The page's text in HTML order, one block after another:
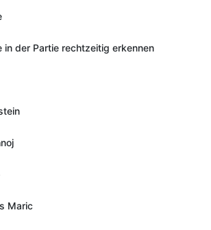
in der Partie rechtzeitig erkennen
Maric